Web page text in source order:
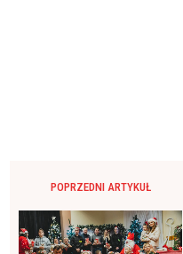
POPRZEDNI ARTYKUŁ